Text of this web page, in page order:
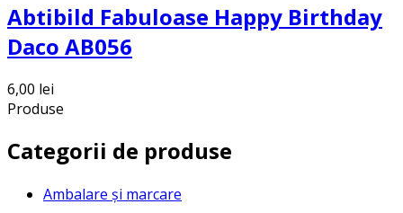
Abtibild Fabuloase Happy Birthday
Daco AB056
6,00 lei
Produse
Categorii de produse
Ambalare și marcare